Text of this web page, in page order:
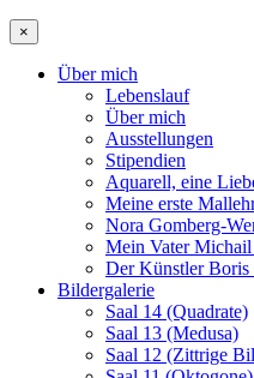
×
Über mich
Lebenslauf
Über mich
Ausstellungen
Stipendien
Aquarell, eine
Meine erste
Nora Gomberg-
Mein Vater
Der Künstler Boris
Bildergalerie
Saal 14 (Quadrate)
Saal 13 (Medusa)
Saal 12 (Zittrige